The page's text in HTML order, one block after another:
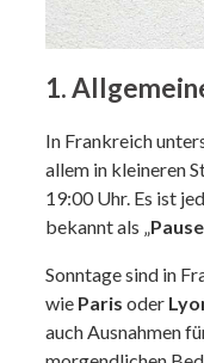
1.
In Frankreich
allem in kleineren
19:00 Uhr. Es ist
bekannt als „
Sonntage sind in
wie Paris oder
auch Ausnahmen